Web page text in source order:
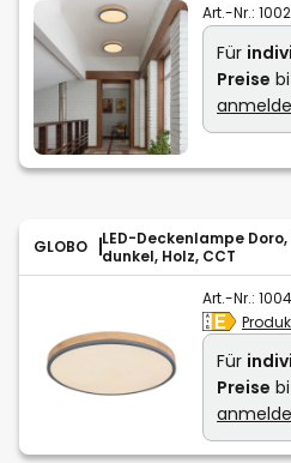
Art.-Nr.:
Für
Preise
GLOBO
LED-Deckenlampe
dunkel, Holz, CCT
Art.-Nr.:
Für
Preise